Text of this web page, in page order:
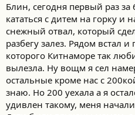
Блин, сегодня первый раз за
кататься с дитем на горку и
снежный отвал, который
разбегу залез. Рядом встал
которого Китнаморе так
вылезла. Ну вощм я сел
остальные кроме нас с
знаю. Но 200 уехала а я
удивлен такому, меня